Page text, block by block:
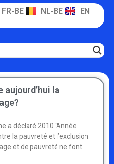
FR-BE NL-BE
EN
aujourd’hui la
a déclaré 2010 ‘Année
la pauvreté et l’exclusion
et de pauvreté ne font